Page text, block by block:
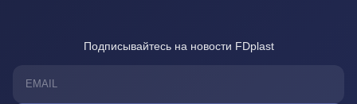
Подписывайтесь на новости FDplast